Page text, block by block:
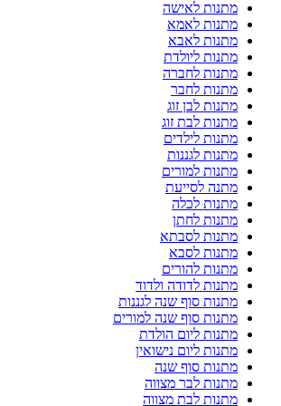
מתנות לאישה
מתנות לאמא
מתנות לאבא
מתנות ליולדת
מתנות לחברה
מתנות לחבר
מתנות לבן זוג
מתנות לבת זוג
מתנות לילדים
מתנות לגננות
מתנות למורים
מתנה לסייעת
מתנות לכלה
מתנות לחתן
מתנות לסבתא
מתנות לסבא
מתנות להורים
מתנות לדודה ולדוד
מתנות סוף שנה לגננות
מתנות סוף שנה למורים
מתנות ליום הולדת
מתנות ליום נישואין
מתנות סוף שנה
מתנות לבר מצווה
מתנות לבת מצווה